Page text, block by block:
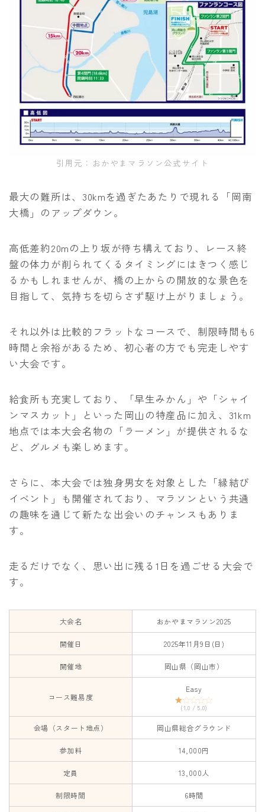
引用元：おかやまマラソン公式サイト
最大の難所は、30kmを過ぎたあたりで現れる「岡南
大橋」のアップダウン。
高低差約20mの上り坂が待ち構えており、レース終
盤の体力が削られてくるタイミングにはきつく感じ
るかもしれませんが、橋の上からの開放的な景色を
目指して、気持ちを切らさず駆け上がりましょう。
それ以外は比較的フラットなコースで、制限時間も6
時間と余裕があるため、初心者の方でも完走しやす
い大会です。
給食所も充実しており、「早生みかん」や「シャイ
ンマスカット」といった岡山の特産品に加え、31km
地点では本大会名物の「ラーメン」が提供されるな
ど、グルメも楽しめます。
さらに、本大会では独身男女を対象とした「縁結び
イベント」も開催されており、マラソンという共通
の趣味を通じて新たな出会いのチャンスもありま
す。
走るだけでなく、思い出に残る1日を過ごせる大会で
す。
大会名 おかやまマラソン2025
開催日 2025年11月9日(日)
開催地 岡山県（岡山市）
コース難易度
Easy
(1.0 / 5.0)
会場（スタート地点） 岡山県総合グラウンド
参加料 14,000円
定員 13,000人
制限時間 6時間